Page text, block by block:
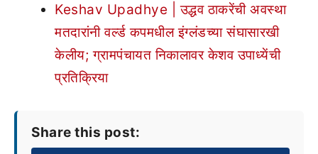
Keshav Upadhye | उद्धव ठाकरेंची अवस्था
मतदारांनी वर्ल्ड कपमधील इंग्लंडच्या संघासारखी
केलीय; ग्रामपंचायत निकालावर केशव उपाध्येंची
प्रतिक्रिया
Share this post: